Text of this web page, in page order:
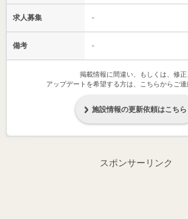
求人募集 -
備考 -
掲載情報に間違い、もしくは、修正
アップデートを希望する方は、こちらからご連
施設情報の更新依頼はこちら
スポンサーリンク